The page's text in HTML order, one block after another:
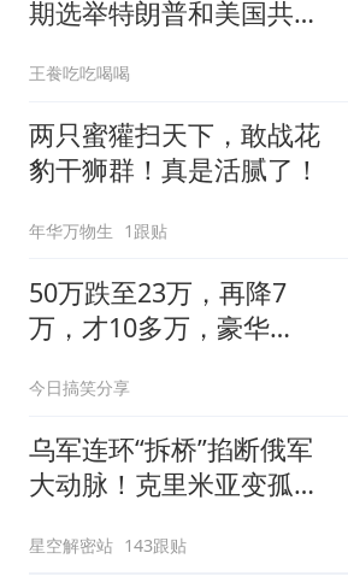
期选举特朗普和美国共和
王飬吃吃喝喝
两只蜜獾扫天下，敢战花
豹干狮群！真是活腻了！
年华万物生 1跟贴
50万跌至23万，再降7
万，才10多万，豪华
今日搞笑分享
乌军连环“拆桥”掐断俄军
大动脉！克里米亚变孤
家”？
星空解密站 143跟贴